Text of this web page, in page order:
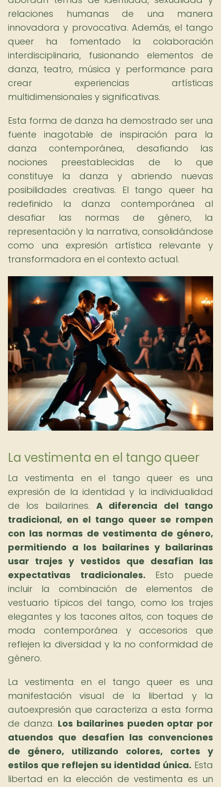
relaciones humanas de una manera
innovadora y provocativa. Además, el tango
queer ha fomentado la colaboración
interdisciplinaria, fusionando elementos de
danza, teatro, música y performance para
crear experiencias artísticas
multidimensionales y significativas.
Esta forma de danza ha demostrado ser una
fuente inagotable de inspiración para la
danza contemporánea, desafiando las
nociones preestablecidas de lo que
constituye la danza y abriendo nuevas
posibilidades creativas. El tango queer ha
redefinido la danza contemporánea al
desafiar las normas de género, la
representación y la narrativa, consolidándose
como una expresión artística relevante y
transformadora en el contexto actual.
La vestimenta en el tango queer
La vestimenta en el tango queer es una
expresión de la identidad y la individualidad
de los bailarines. A diferencia del tango
tradicional, en el tango queer se rompen
con las normas de vestimenta de género,
permitiendo a los bailarines y bailarinas
usar trajes y vestidos que desafían las
expectativas tradicionales. Esto puede
incluir la combinación de elementos de
vestuario típicos del tango, como los trajes
elegantes y los tacones altos, con toques de
moda contemporánea y accesorios que
reflejen la diversidad y la no conformidad de
género.
La vestimenta en el tango queer es una
manifestación visual de la libertad y la
autoexpresión que caracteriza a esta forma
de danza. Los bailarines pueden optar por
atuendos que desafíen las convenciones
de género, utilizando colores, cortes y
estilos que reflejen su identidad única. Esta
libertad en la elección de vestimenta es un